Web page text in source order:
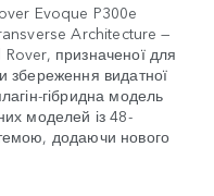
Evoque P300e
Architecture —
призначеної для
збереження видатної
гібридна модель
моделей із 48-
додаючи нового